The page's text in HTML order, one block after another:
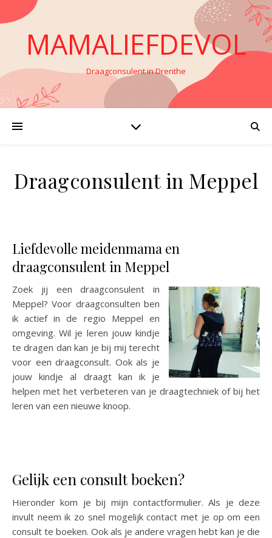
MAMALIEFDEVOL
Draagconsulent in Drenthe
Draagconsulent in Meppel
Liefdevolle meidenmama en
draagconsulent in Meppel
Zoek jij een draagconsulent in
Meppel? Voor draagconsulten ben
ik actief in de regio Meppel en
omgeving. Wil je leren jouw kindje
te dragen dan kan je bij mij terecht
voor een draagconsult. Ook als je
jouw kindje al draagt kan ik je
helpen met het verbeteren van je draagtechniek of bij het
leren van een nieuwe knoop.
Gelijk een consult boeken?
Hieronder kom je bij mijn contactformulier. Als je deze
invult neem ik zo snel mogelijk contact met je op om een
consult te boeken. Ook als je andere vragen hebt kan je die